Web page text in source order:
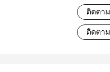
ติดตาม
ติดตาม